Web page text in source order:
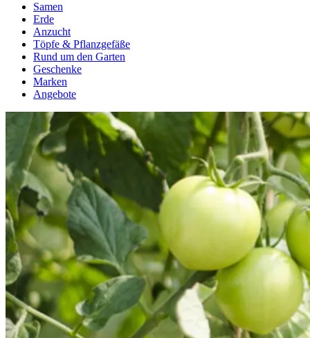
Samen
Erde
Anzucht
Töpfe & Pflanzgefäße
Rund um den Garten
Geschenke
Marken
Angebote